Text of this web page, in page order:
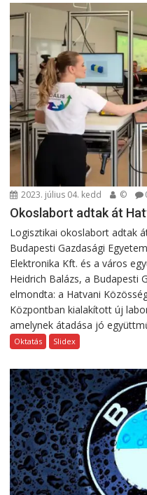
2023. július 04. kedd ©
Okoslabort adtak át
Logisztikai okoslabort adtak
Budapesti Gazdasági
Elektronika Kft. és a város
Heidrich Balázs, a Budapesti
elmondta: a Hatvani
Központban kialakított új
amelynek átadása jó
Oktatás Slidex